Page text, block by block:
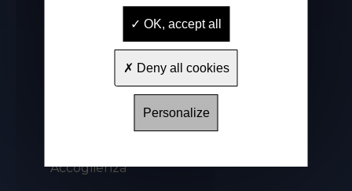
Lourdes
+33 (0)5 62 94 02 17
contact@hotelnationallourdes.fr
Accoglienza
OK, accept all
Deny all cookies
Personalize